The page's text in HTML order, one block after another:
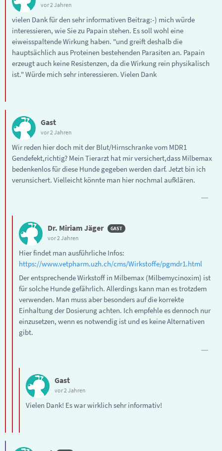
vor 2 Jahren
vielen Dank für den sehr informativen Beitrag:-) mich würde
interessieren, wie Sie zu Papain stehen. Es soll wohl eine
eiweisspaltende Wirkung haben. "und greift deshalb die
hauptsächlich aus Proteinen bestehenden Parasiten an. Papain
erzeugt auch keine Resistenzen, da die Wirkung rein physikalisch
ist." Würde mich sehr interessieren. Vielen Dank
Gast
vor 2 Jahren
Wir reden hier doch mit der Blut/Hirnschranke vom MDR1
Gendefekt,richtig? Mein Tierarzt hat mir versichert,dass Milbemax
bedenkenlos für diese Hunde gegeben werden darf. Jetzt bin ich
verunsichert. Vielleicht könnte man hier nochmal aufklären.
Dr. Miriam Jäger
vor 2 Jahren
Hier findet man ausführliche Infos:
https://www.vetpharm.uzh.ch/cms/Wirkstoffe/pgmdr1.html
Der entsprechende Wirkstoff in Milbemax (Milbemycinoxim) ist
für solche Hunde gefährlich. Allerdings kann man es trotzdem
verwenden. Man muss aber besonders auf die korrekte
Einhaltung der Dosierung achten. Ich empfehle es dennoch nur
einzusetzen, wenn es notwendig ist und es keine Alternativen
gibt.
Gast
vor 2 Jahren
Vielen Dank! Es war wirklich sehr informativ!